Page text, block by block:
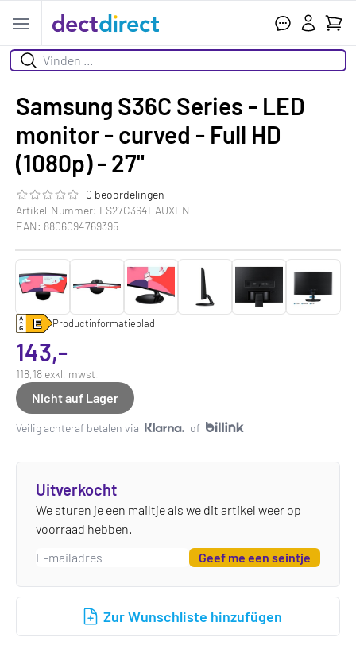
Open menu
Suchen
Ihr
Samsung S36C Series - LED
monitor - curved - Full HD
(1080p) - 27"
Die Bewertung dieses Produkts ist
0 beoordelingen
Artikel-Nummer: LS27C364EAUXEN
EAN: 8806094769395
Productinformatieblad
143,-
118,18 exkl. mwst.
Nicht auf Lager
Veilig achteraf betalen via of
Uitverkocht
We sturen je een mailtje als we dit artikel weer op
voorraad hebben.
Geef me een seintje
Zur Wunschliste hinzufügen